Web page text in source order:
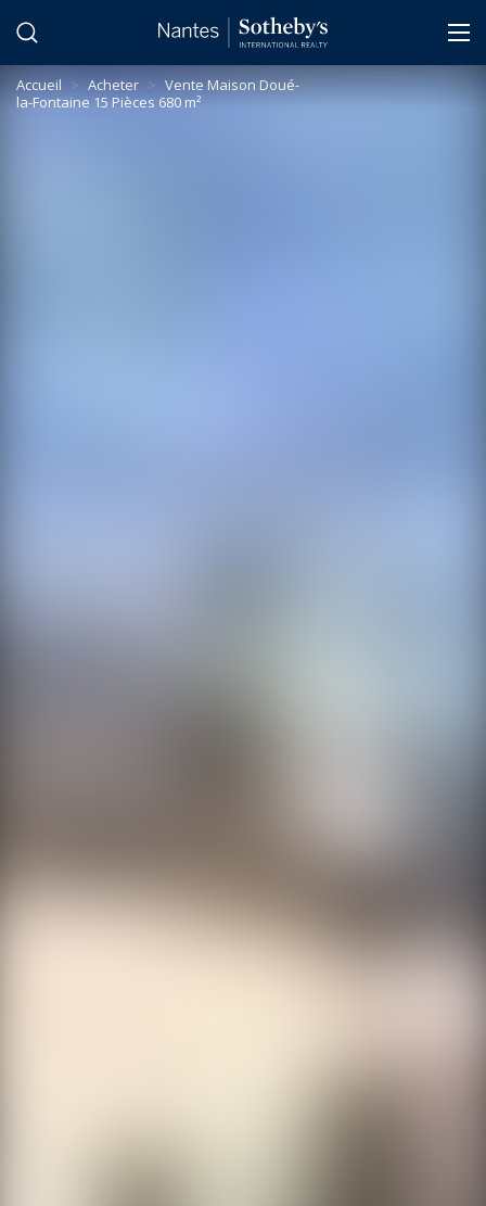
Accueil > Acheter > Vente Maison Doué-
la-Fontaine 15 Pièces 680 m²